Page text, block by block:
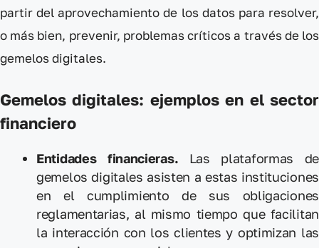
partir del aprovechamiento de los datos para resolver,
o más bien, prevenir, problemas críticos a través de los
gemelos digitales.
Gemelos digitales: ejemplosen el sector
financiero
Entidades financieras. Las plataformas de
gemelos digitales asisten a estas instituciones
en el cumplimiento de sus obligaciones
reglamentarias, al mismo tiempo que facilitan
la interacción con los clientes y optimizan las